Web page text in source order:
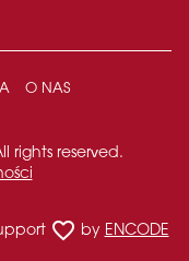
O NAS
rights reserved.
favorite_border by ENCODE